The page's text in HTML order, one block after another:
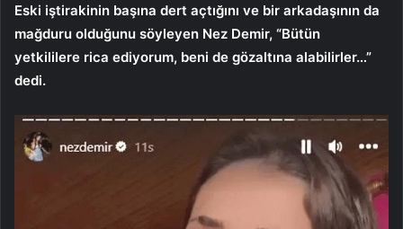
Eski iştirakinin başına dert açtığını ve bir arkadaşının da
mağduru olduğunu söyleyen Nez Demir, “Bütün
yetkililere rica ediyorum, beni de gözaltına alabilirler…”
dedi.